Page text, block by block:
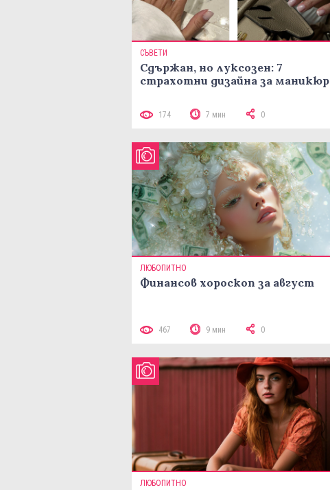
СЪВЕТИ
Сдържан, но луксозен: 7
страхотни дизайна за маникюр
174 7 мин 0
ЛЮБОПИТНО
Финансов хороскоп за август
467 9 мин 0
ЛЮБОПИТНО